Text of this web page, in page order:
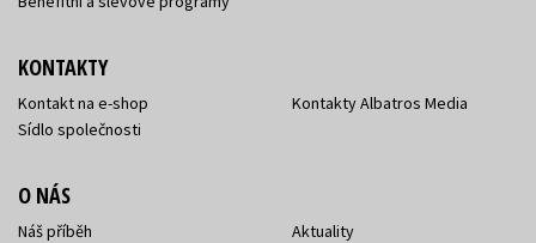
KONTAKTY
Kontakt na e-shop
Sídlo společnosti
Kontakty Albatros Media
O NÁS
Náš příběh
Aktuality